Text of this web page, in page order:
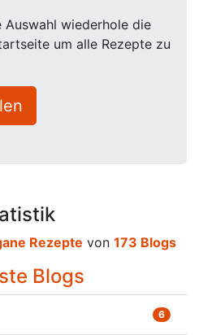
wiederhole die
um alle Rezepte zu
Rezepte von 173 Blogs
Blogs
6